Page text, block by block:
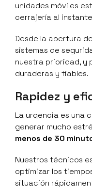
unidades móviles
cerrajería al
Desde la apertura
sistemas de
nuestra prioridad, y
duraderas y fiables.
Rapidez y
La urgencia es una
generar mucho
menos de 30
Nuestros técnicos
optimizar los
situación